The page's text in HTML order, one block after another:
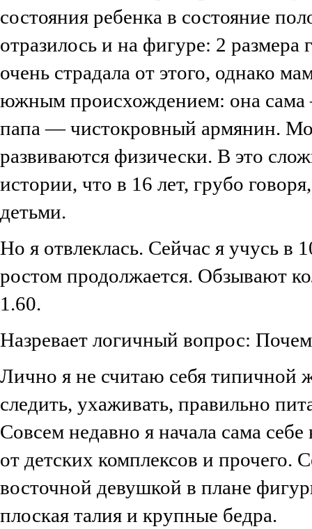
состояния ребенка в состояние
отразилось и на фигуре: 2
очень страдала от этого, однако
южным происхождением: она сама
папа — чистокровный армянин.
развиваются физически. В это
истории, что в 16 лет, грубо
детьми.
Но я отвлеклась. Сейчас я учусь в
ростом продолжается. Обзывают
1.60.
Назревает логичный вопрос:
Лично я не считаю себя типичной
следить, ухаживать, правильно
Совсем недавно я начала сама
от детских комплексов и прочего.
восточной девушкой в плане
плоская талия и крупные бедра.